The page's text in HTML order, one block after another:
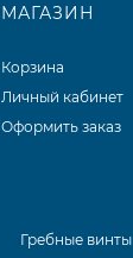
МАГАЗИН
Корзина
Личный кабинет
Оформить заказ
Гребные винты